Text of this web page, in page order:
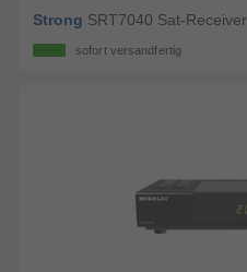
Strong SRT7040 Sat-Receiver
sofort versandfertig